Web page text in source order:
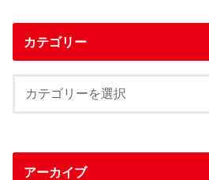
カテゴリー
アーカイブ